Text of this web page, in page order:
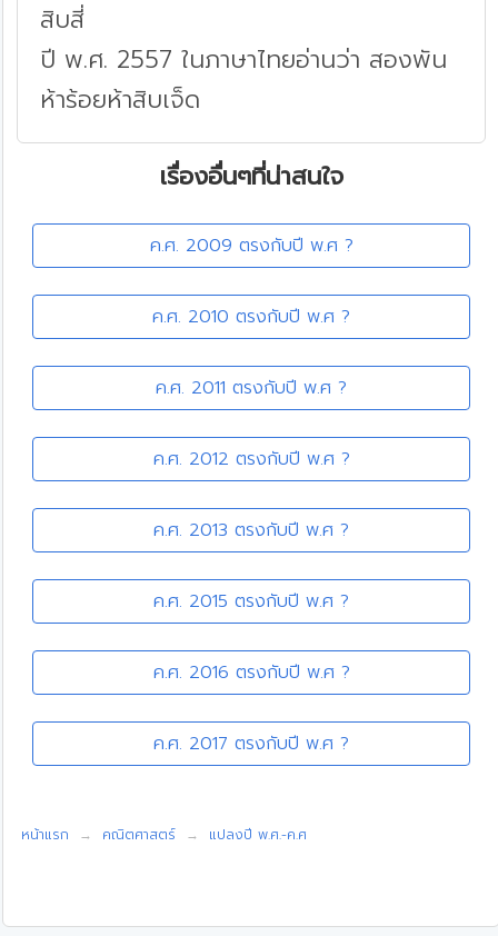
สิบสี่
ปี พ.ศ. 2557 ในภาษาไทยอ่านว่า สองพัน
ห้าร้อยห้าสิบเจ็ด
เรื่องอื่นๆที่น่าสนใจ
ค.ศ. 2009 ตรงกับปี พ.ศ ?
ค.ศ. 2010 ตรงกับปี พ.ศ ?
ค.ศ. 2011 ตรงกับปี พ.ศ ?
ค.ศ. 2012 ตรงกับปี พ.ศ ?
ค.ศ. 2013 ตรงกับปี พ.ศ ?
ค.ศ. 2015 ตรงกับปี พ.ศ ?
ค.ศ. 2016 ตรงกับปี พ.ศ ?
ค.ศ. 2017 ตรงกับปี พ.ศ ?
หน้าแรก คณิตศาสตร์ แปลงปี พ.ศ.-ค.ศ